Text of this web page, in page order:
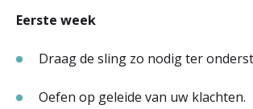
Eerste week
Draag de sling zo nodig ter
Oefen op geleide van uw klachten.